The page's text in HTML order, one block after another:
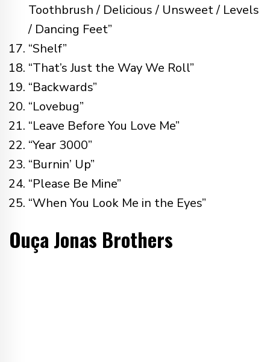
Toothbrush / Delicious / Unsweet / Levels
/ Dancing Feet”
“Shelf”
“That’s Just the Way We Roll”
“Backwards”
“Lovebug”
“Leave Before You Love Me”
“Year 3000”
“Burnin’ Up”
“Please Be Mine”
“When You Look Me in the Eyes”
Ouça Jonas Brothers